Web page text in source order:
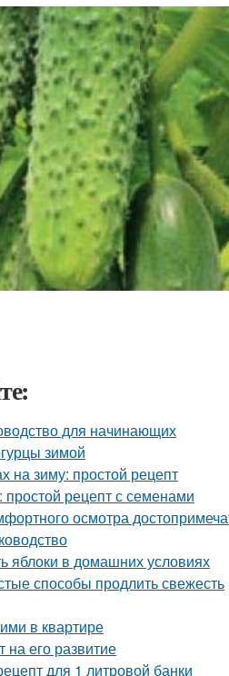
для начинающих
зимой
на зиму: простой рецепт
рецепт с семенами
осмотра
яблоки в домашних условиях
способы продлить свежесть
в квартире
его развитие
для 1 литровой банки